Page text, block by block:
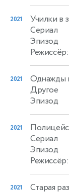
2021 Училки в
Сериал
Эпизод
2021 Однажды
Другое
Эпизод
2021
Сериал
Эпизод
2021 Старая